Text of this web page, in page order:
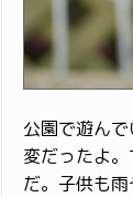
公園で遊ん
変だったよ
だ。子供も雨